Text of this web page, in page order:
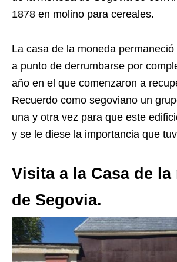
1878 en molino para cereales.
La casa de la moneda
a punto de derrumbarse por
año en el que comenzaron a
Recuerdo como segoviano un
una y otra vez para que este
y se le diese la importancia que
Visita a la Casa de la
de Segovia.